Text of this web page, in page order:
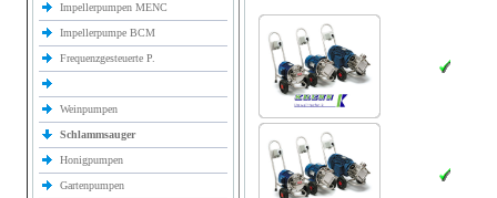
Impellerpumpen MENC
Impellerpumpe BCM
Frequenzgesteuerte P.
Weinpumpen
Schlammsauger
Honigpumpen
Gartenpumpen